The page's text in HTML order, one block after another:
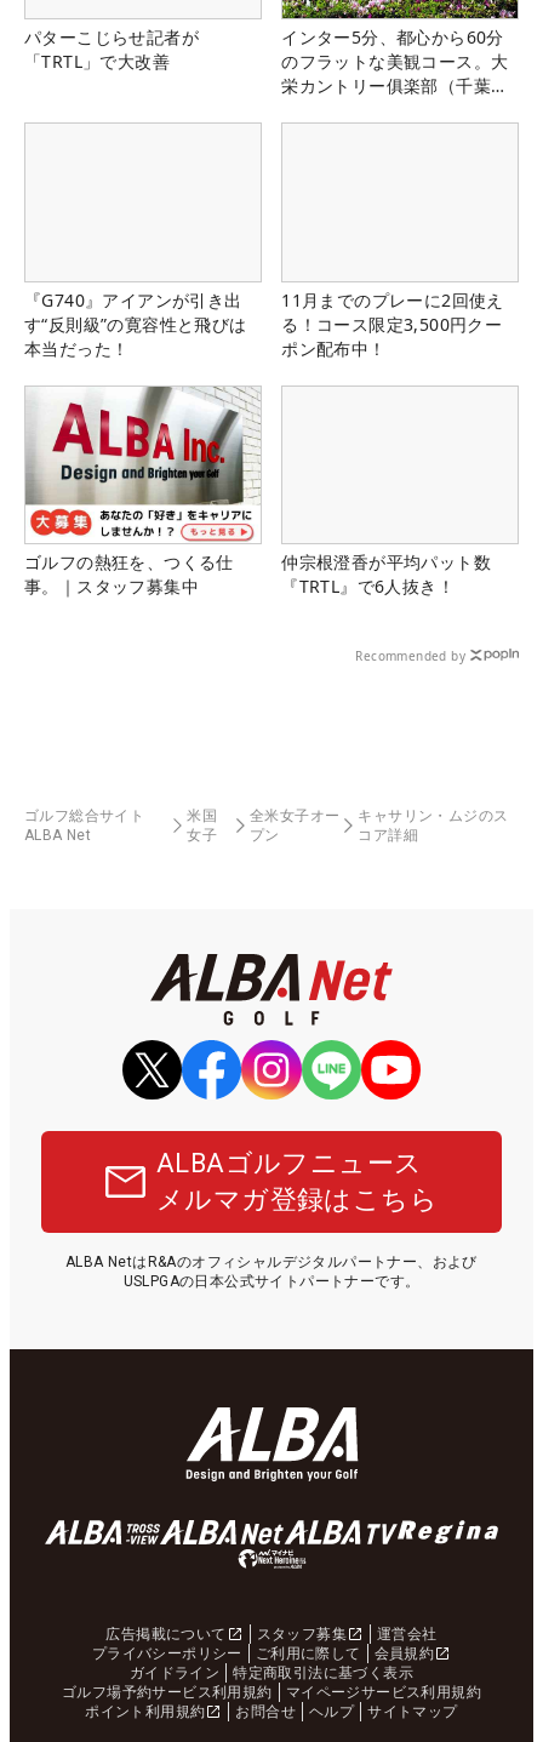
パターこじらせ記者が
「TRTL」で大改善
インター5分、都心から60分
のフラットな美観コース。大
栄カントリー俱楽部（千葉
『G740』アイアンが引き出
す“反則級”の寛容性と飛びは
本当だった！
11月までのプレーに2回使え
る！コース限定3,500円クー
ポン配布中！
ゴルフの熱狂を、つくる仕
事。｜スタッフ募集中
仲宗根澄香が平均パット数
『TRTL』で6人抜き！
Recommended by
ゴルフ総合サイト
ALBA Net
米国
女子
全米女子オー
プン
キャサリン・ムジのス
コア詳細
ALBAゴルフニュース
メルマガ登録はこちら
ALBA NetはR&Aのオフィシャルデジタルパートナー、および
USLPGAの日本公式サイトパートナーです。
広告掲載について スタッフ募集
運営会社
プライバシーポリシー
ご利用に際して
会員規約
ガイドライン
特定商取引法に基づく表示
ゴルフ場予約サービス利用規約
マイページサービス利用規約
ポイント利用規約
お問合せ ヘルプ サイトマップ